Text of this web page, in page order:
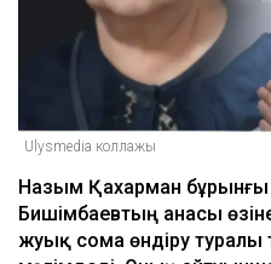
Ulysmedia 06.08.2026, 09:30